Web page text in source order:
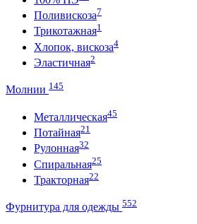
Поливискоза7
Трикотажная1
Хлопок, вискоза4
Эластичная2
Молнии 145
Металлическая45
Потайная21
Рулонная32
Спиральная25
Тракторная22
Фурнитура для одежды 552